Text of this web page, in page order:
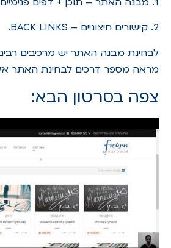
2. קישורים חיצוניים – BACK LINKS.
לבחינת מבנה האתר יש מרכיבים
מראה מספר דרכים לבחינת האתר
צפה בסרטון הבא: